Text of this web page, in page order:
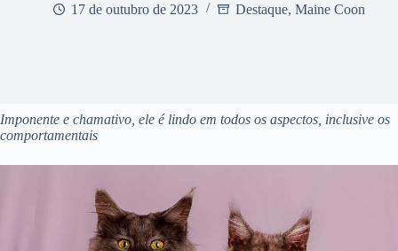
17 de outubro de 2023 Destaque, Maine Coon
Imponente e chamativo, ele é lindo em todos os aspectos, inclusive os
comportamentais